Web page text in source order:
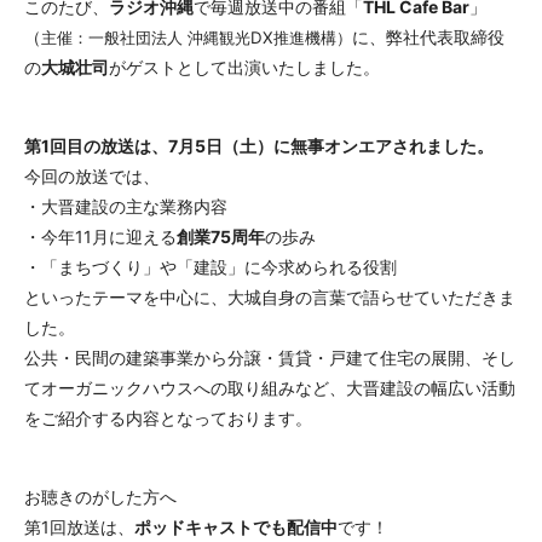
このたび、 ラジオ沖縄で毎週放送中の番組「THL Cafe Bar 」
（主催：一般社団法人 沖縄観光DX推進機構） に、弊社代表取締役
の大城壮司がゲストとして出演いたしました。
第1回目の放送は、7月5日（土）に無事オンエアされました。
今回の放送では、
・大晋建設の主な業務内容
・今年11月に迎える創業75周年の歩み
・「まちづくり」や「建設」に今求められる役割
といったテーマを中心に、大城自身の言葉で語らせていただきま
した。
公共・民間の建築事業から分譲・賃貸・戸建て住宅の展開、そし
てオーガニックハウスへの取り組みなど、大晋建設の幅広い活動
をご紹介する内容となっております。
お聴きのがした方へ
第1回放送は、 ポッドキャストでも配信中です！